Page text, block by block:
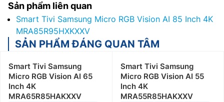
Sản phẩm liên quan
Smart Tivi Samsung Micro RGB Vision AI 85 Inch 4K
MRA85R95HXKXXV
SẢN PHẨM ĐÁNG QUAN TÂM
Smart Tivi Samsung
Micro RGB Vision AI 65
Inch 4K
MRA65R85HAKXXV
Smart Tivi Samsung
Micro RGB Vision AI 55
Inch 4K
MRA55R85HAKXXV